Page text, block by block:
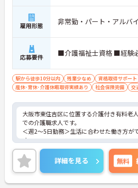
雇用形態 非常勤・パート・アルバ
応募要件 ■介護福祉士資格 ■経験
駅から徒歩10分以内 残業少なめ 資格取得サポート
産休･育休･介護休暇取得実績あり
社会保険完備 交
大阪市東住吉区に位置する介護付き有料老
での介護職求人です。
＜週2～5日勤務＞生活に合わせた働き方が
す。
＜最寄駅からも徒歩圏内＞毎日の通勤にも
す。
＜24時間看護師が常駐＞介護業務に集中し
むことができます！
ご興味のある方には、面接対策ポイント等
詳細を見る 無料